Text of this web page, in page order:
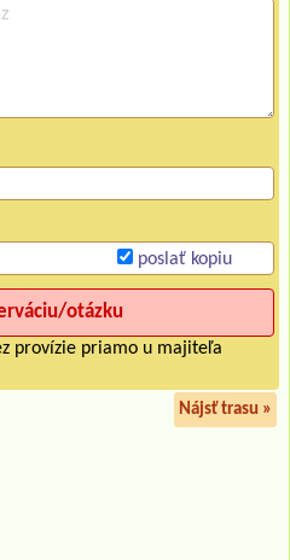
poslať kopiu
provízie priamo u majiteľa
Nájsť trasu »